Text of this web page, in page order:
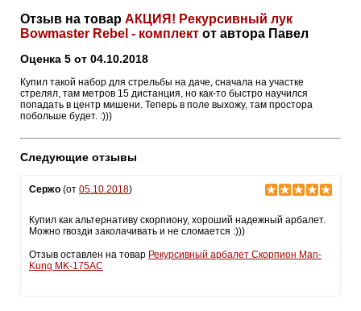
Отзыв на товар АКЦИЯ! Рекурсивный лук
Bowmaster Rebel - комплект от автора Павел
Оценка 5 от 04.10.2018
Купил такой набор для стрельбы на даче, сначала на участке
стрелял, там метров 15 дистанция, но как-то быстро научился
попадать в центр мишени. Теперь в поле выхожу, там простора
побольше будет. :)))
Следующие отзывы
Сержо (от 05.10.2018)
Купил как альтернативу скорпиону, хороший надежный арбалет.
Можно гвозди заколачивать и не сломается :)))
Отзыв оставлен на товар Рекурсивный арбалет Скорпион Man-
Kung MK-175AC